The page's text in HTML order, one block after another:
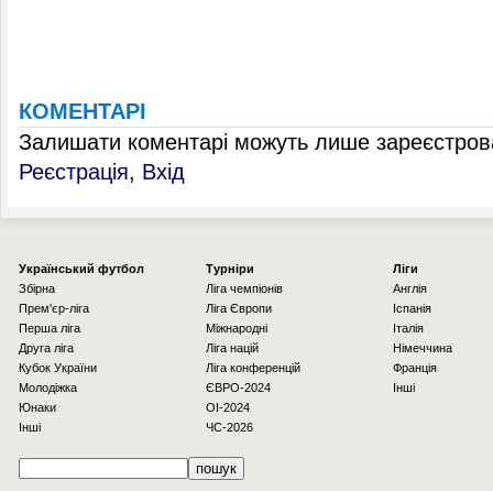
КОМЕНТАРІ
Залишати коментарі можуть лише
Реєстрація, Вхід
Українcький футбол
Збірна
Прем'єр-ліга
Перша ліга
Друга ліга
Кубок України
Молодіжка
Юнаки
Інші
Турніри
Ліга чемпіонів
Ліга Європи
Міжнародні
Ліга націй
Ліга конференцій
ЄВРО-2024
OI-2024
ЧС-2026
Ліги
Англія
Іспанія
Італія
Німеччина
Франція
Інші